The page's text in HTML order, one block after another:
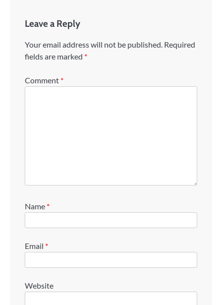
Leave a Reply
Your email address will not be published. Required
fields are marked *
Comment *
Name *
Email *
Website